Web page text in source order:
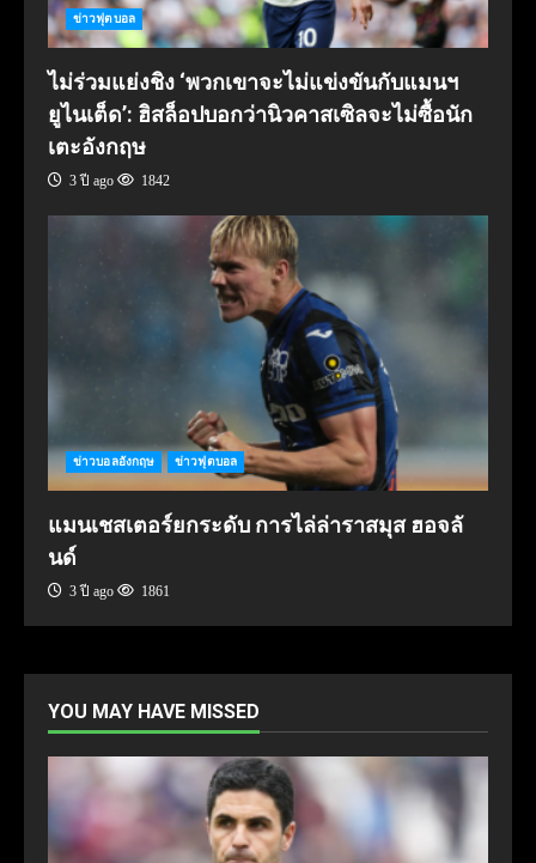
ข่าวฟุตบอล
ไม่ร่วมแย่งชิง ‘พวกเขาจะไม่แข่งขันกับแมนฯ
ยูไนเต็ด’: ฮิสล็อปบอกว่านิวคาสเซิลจะไม่ซื้อนัก
เตะอังกฤษ
3 ปี ago 1842
ข่าวบอลอังกฤษ ข่าวฟุตบอล
แมนเชสเตอร์ยกระดับ การไล่ล่าราสมุส ฮอจลั
นด์
3 ปี ago 1861
YOU MAY HAVE MISSED